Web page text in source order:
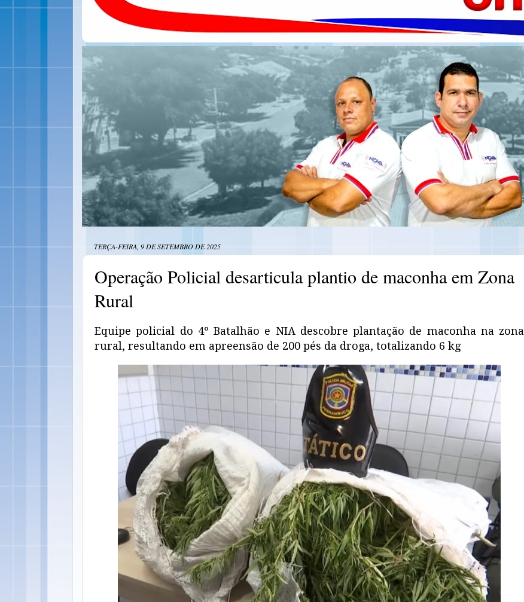
TERÇA-FEIRA, 9 DE SETEMBRO DE 2025
Operação Policial desarticula plantio de maconha em Zona
Rural
Equipe policial do 4º Batalhão e NIA descobre plantação de maconha na zona
rural, resultando em apreensão de 200 pés da droga, totalizando 6 kg